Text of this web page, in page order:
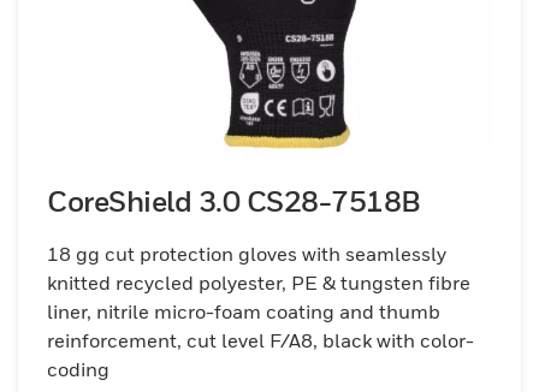
CoreShield 3.0 CS28-7518B
18 gg cut protection gloves with seamlessly
knitted recycled polyester, PE & tungsten fibre
liner, nitrile micro-foam coating and thumb
reinforcement, cut level F/A8, black with color-
coding